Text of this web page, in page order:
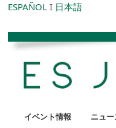
ESPAÑOL I 日本語
イベント情報 ニュー